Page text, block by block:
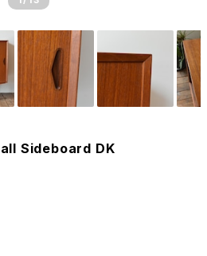
Sideboard DK